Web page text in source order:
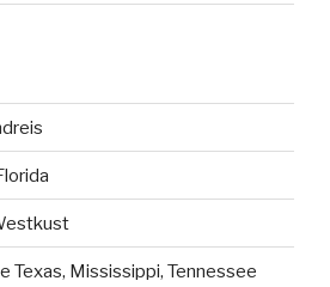
Texas, Mississippi, Tennessee